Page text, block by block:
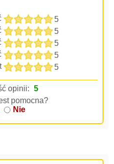
5
5
5
5
5
opinii: 5
pomocna?
Nie